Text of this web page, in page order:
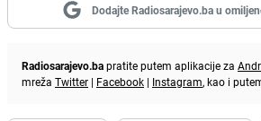
Dodajte Radiosarajevo.ba u
Radiosarajevo.bapratite putem aplikacije za
mreža Twitter | Facebook | Instagram, kao i